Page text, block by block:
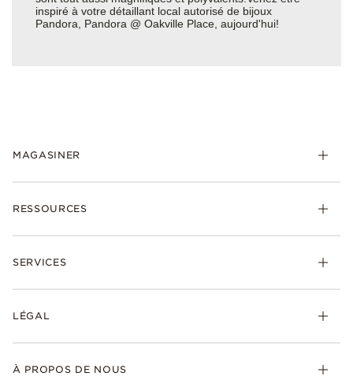
inspiré à votre détaillant local autorisé de bijoux
Pandora, Pandora @ Oakville Place, aujourd'hui!
MAGASINER
RESSOURCES
SERVICES
LÉGAL
À PROPOS DE NOUS